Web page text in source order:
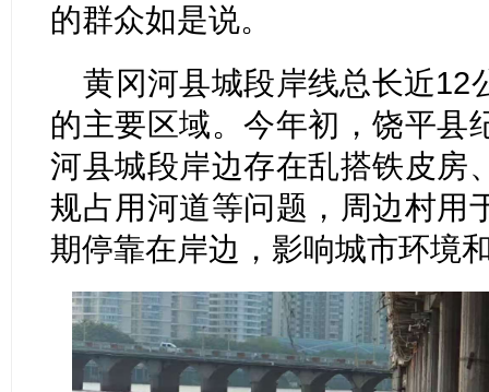
的群众如是说。
黄冈河县城段岸线总长近12
的主要区域。今年初，饶平县
河县城段岸边存在乱搭铁皮房
规占用河道等问题，周边村用
期停靠在岸边，影响城市环境